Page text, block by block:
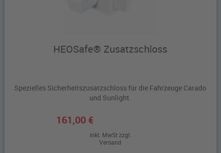
HEOSafe® Zusatzschloss
Spezielles Sicherheitszusatzschloss für die Fahrzeuge Carado
und Sunlight.
161,00 €
inkl. MwSt zzgl.
Versand